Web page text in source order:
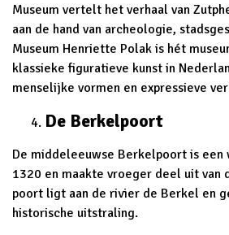
Museum vertelt het verhaal van
aan de hand van archeologie,
Museum Henriette Polak is hét
klassieke figuratieve kunst in
menselijke vormen en expressieve
De Berkelpoort
De middeleeuwse Berkelpoort is
1320 en maakte vroeger deel uit van
poort ligt aan de rivier de Berkel en
historische uitstraling.